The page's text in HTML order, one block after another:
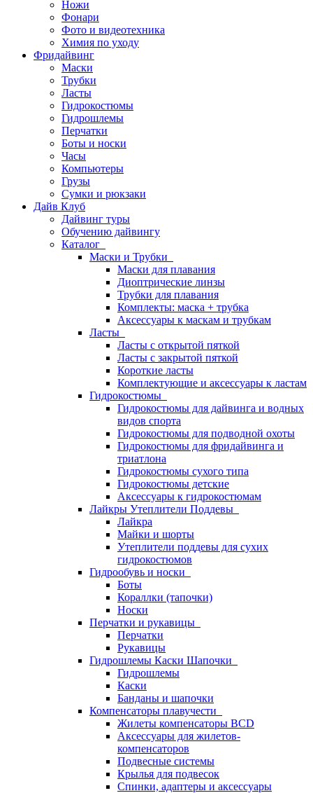
Ножи
Фонари
Фото и видеотехника
Химия по уходу
Фридайвинг
Маски
Трубки
Ласты
Гидрокостюмы
Гидрошлемы
Перчатки
Боты и носки
Часы
Компьютеры
Грузы
Сумки и рюкзаки
Дайв Клуб
Дайвинг туры
Обучению дайвингу
Каталог
Маски и Трубки
Маски для плавания
Диоптрические линзы
Трубки для плавания
Комплекты: маска + трубка
Аксессуары к маскам и трубкам
Ласты
Ласты с открытой пяткой
Ласты с закрытой пяткой
Короткие ласты
Комплектующие и аксессуары к ластам
Гидрокостюмы
Гидрокостюмы для дайвинга и водных
видов спорта
Гидрокостюмы для подводной охоты
Гидрокостюмы для фридайвинга и
триатлона
Гидрокостюмы сухого типа
Гидрокостюмы детские
Аксессуары к гидрокостюмам
Лайкры Утеплители Поддевы
Лайкра
Майки и шорты
Утеплители поддевы для сухих
гидрокостюмов
Гидрообувь и носки
Боты
Кораллки (тапочки)
Носки
Перчатки и рукавицы
Перчатки
Рукавицы
Гидрошлемы Каски Шапочки
Гидрошлемы
Каски
Банданы и шапочки
Компенсаторы плавучести
Жилеты компенсаторы BCD
Аксессуары для жилетов-
компенсаторов
Подвесные системы
Крылья для подвесок
Спинки, адаптеры и аксессуары